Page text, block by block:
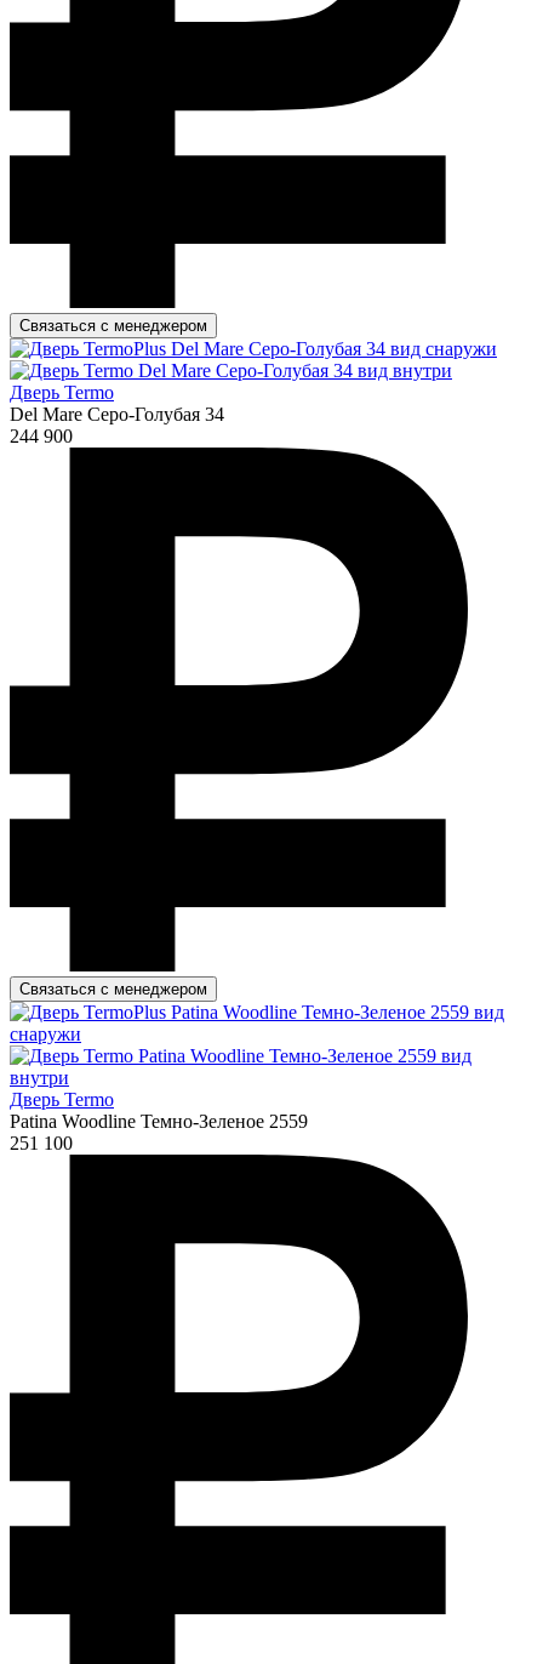
Связаться с менеджером
Дверь Termo
Del Mare Серо-Голубая 34
244 900
Связаться с менеджером
Дверь Termo
Patina Woodline Темно-Зеленое 2559
251 100